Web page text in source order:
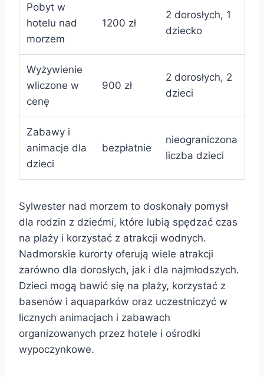
Pobyt w
hotelu nad
morzem
1200 zł
2 dorosłych, 1
dziecko
Wyżywienie
wliczone w
cenę
900 zł
2 dorosłych, 2
dzieci
Zabawy i
animacje dla
dzieci
bezpłatnie
nieograniczona
liczba dzieci
Sylwester nad morzem to doskonały pomysł
dla rodzin z dziećmi, które lubią spędzać czas
na plaży i korzystać z atrakcji wodnych.
Nadmorskie kurorty oferują wiele atrakcji
zarówno dla dorosłych, jak i dla najmłodszych.
Dzieci mogą bawić się na plaży, korzystać z
basenów i aquaparków oraz uczestniczyć w
licznych animacjach i zabawach
organizowanych przez hotele i ośrodki
wypoczynkowe.